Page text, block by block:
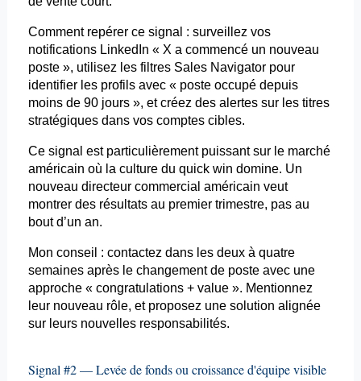
Comment repérer ce signal : surveillez vos
notifications LinkedIn « X a commencé un nouveau
poste », utilisez les filtres Sales Navigator pour
identifier les profils avec « poste occupé depuis
moins de 90 jours », et créez des alertes sur les titres
stratégiques dans vos comptes cibles.
Ce signal est particulièrement puissant sur le marché
américain où la culture du quick win domine. Un
nouveau directeur commercial américain veut
montrer des résultats au premier trimestre, pas au
bout d’un an.
Mon conseil : contactez dans les deux à quatre
semaines après le changement de poste avec une
approche « congratulations + value ». Mentionnez
leur nouveau rôle, et proposez une solution alignée
sur leurs nouvelles responsabilités.
Signal #2 — Levée de fonds ou croissance d'équipe visible